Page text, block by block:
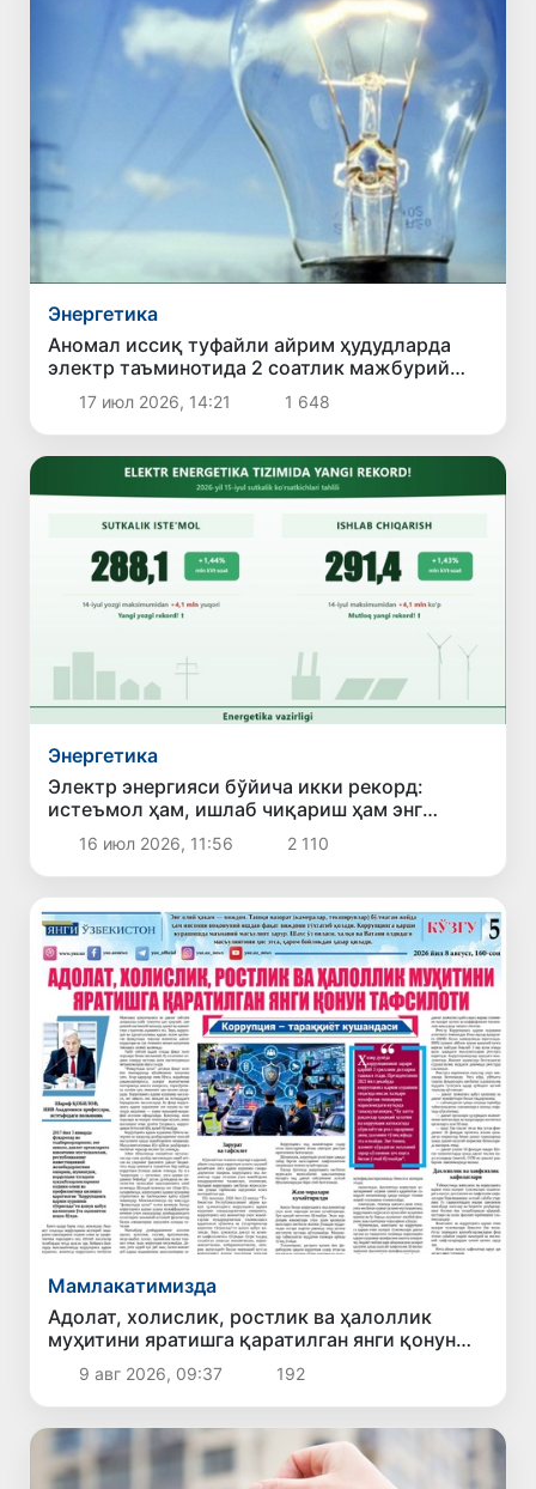
Энергетика
Аномал иссиқ туфайли айрим ҳудудларда
электр таъминотида 2 соатлик мажбурий
чеклов жорий этилди
17 июл 2026, 14:21 1 648
Энергетика
Электр энергияси бўйича икки рекорд:
истеъмол ҳам, ишлаб чиқариш ҳам энг
юқори кўрсаткичга чиқди
16 июл 2026, 11:56 2 110
Мамлакатимизда
Адолат, холислик, ростлик ва ҳалоллик
муҳитини яратишга қаратилган янги қонун
тафсилоти
9 авг 2026, 09:37 192